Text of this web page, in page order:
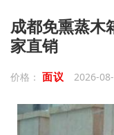
成都免熏蒸木
家直销
价格： 面议 2026-